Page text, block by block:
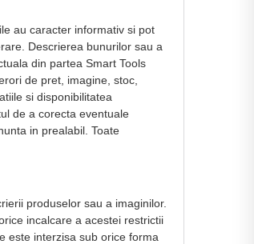
au caracter informativ si pot
Descrierea bunurilor sau a
din partea Smart Tools
de pret, imagine, stoc,
si disponibilitatea
de a corecta eventuale
in prealabil. Toate
produselor sau a imaginilor.
incalcare a acestei restrictii
este interzisa sub orice forma